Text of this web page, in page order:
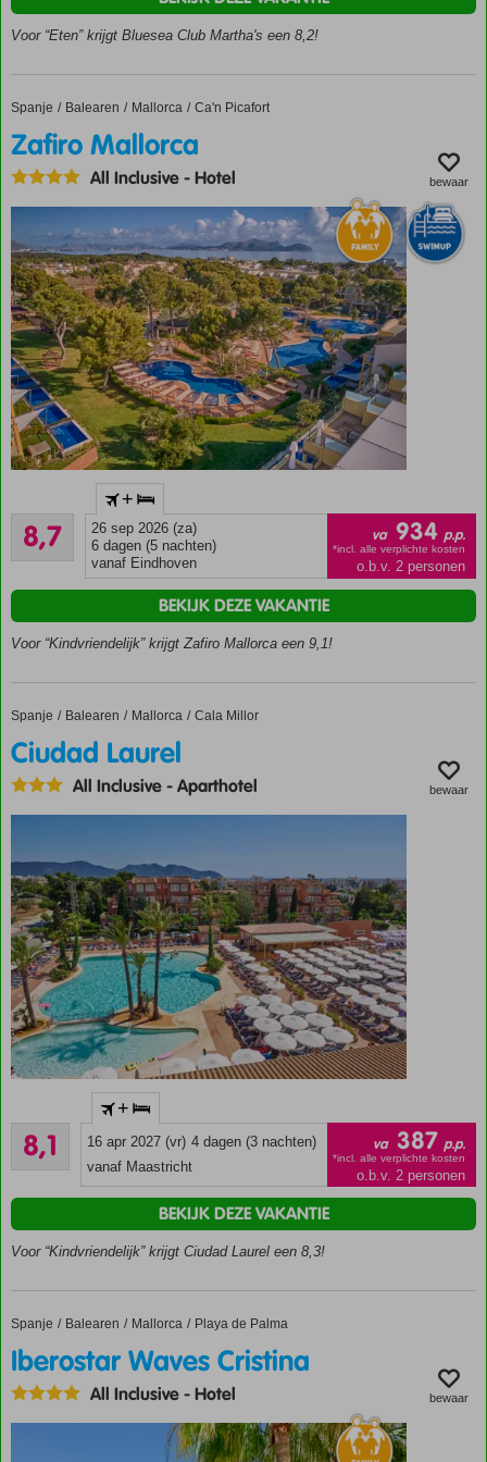
Miniclub met
entertainment
Ontbijt,
of All
Inclusive
Tip van
Don: ga
voor die
heerlijke
pizza
Voor “Eten” krijgt Bluesea Club Martha's een 8,2!
Home
Spanje Balearen Mallorca Ca'n Picafort
Zafiro Mallorca
Zafiro Mallorca
All Inclusive-Hotel bewaar
strand
en het
centrum
Premium
appartementen,
Inclusive
Piratenschip
kids: Arr,
Matey!
show cooking
Tip van
Don:
Zen, Spa
&
Wellness
Center
8,7
Aanrader
81
beoordelingen
+
26 sep 2026 (za)
6 dagen (5 nachten)
vanaf Eindhoven
va 934 p.p.
*incl. alle verplichte kosten
o.b.v. 2 personen
Voor “Kindvriendelijk” krijgt Zafiro Mallorca een 9,1!
BEKIJK DEZE VAKANTIE
Home
Spanje Balearen Mallorca Cala Millor
Ciudad Laurel
Ciudad Laurel
All Inclusive-Aparthotel bewaar
Familiehotel
pool
voor
Ruime
appartementen
8,1
Zeer goed
78
beoordelingen
+
16 apr 2027 (vr) 4 dagen (3 nachten)
vanaf Maastricht
va 387 p.p.
*incl. alle verplichte kosten
o.b.v. 2 personen
Voor “Kindvriendelijk” krijgt Ciudad Laurel een 8,3!
BEKIJK DEZE VAKANTIE
Home
Spanje Balearen Mallorca Playa de Palma
Iberostar Waves Cristina
Iberostar Waves Cristina
All Inclusive-Hotel bewaar